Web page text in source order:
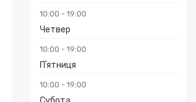
10:00 19:00
Четвер
10:00 19:00
Пʼятниця
10:00 19:00